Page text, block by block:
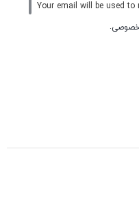
Your email will be used
.